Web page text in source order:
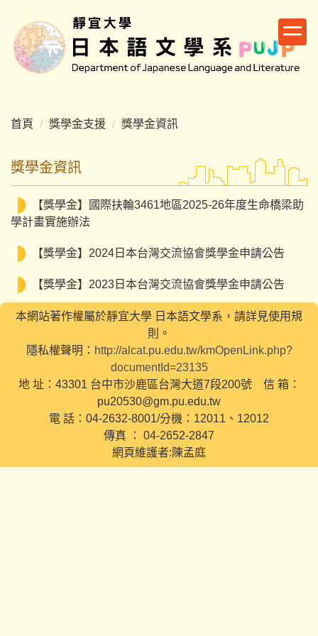
主
要
首頁
獎學金支援 獎學金資訊
獎學金資訊
【獎學金】國際扶輪3461地區2025-26年度生命橋梁助
學計畫實施辦法
【獎學金】2024日本台灣交流協會獎學金申請公告
【獎學金】2023日本台灣交流協會獎學金申請公告
本網站著作權屬於靜宜大學 日本語文學系，請詳見使用規
則。
隱私權聲明： http://alcat.pu.edu.tw/kmOpenLink.php?
documentId=23135
地 址：43301 台中市沙鹿區台灣大道7段200號 信 箱：
pu20530@gm.pu.edu.tw
電 話：04-2632-8001/分機：12011、12012
傳真 ： 04-2652-2847
網頁維護者:陳孟庭